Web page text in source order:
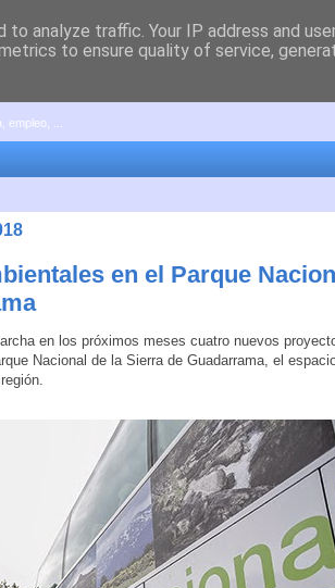
...
en el Parque
en los próximos meses cuatro nuevos
Nacional de la Sierra de Guadarrama, el
analyze traffic. Your IP address and
to ensure quality of service,